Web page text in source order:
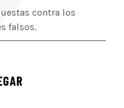
contra los
falsos.